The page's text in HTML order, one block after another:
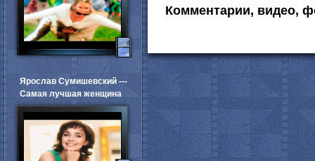
Комментарии, видео,
Ярослав Сумишевский ---
Самая лучшая женщина